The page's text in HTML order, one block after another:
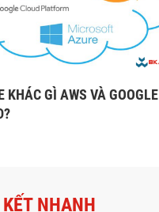
KHÁC GÌ AWS VÀ GOOGLE
NHANH